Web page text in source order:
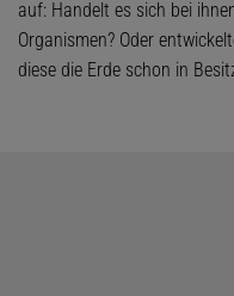
auf: Handelt es sich bei
Organismen? Oder
diese die Erde schon in